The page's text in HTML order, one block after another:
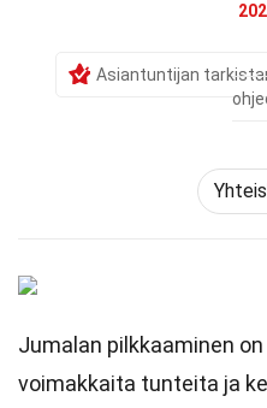
Asiantuntijan
Jumalan pilkkaaminen
voimakkaita tunteita ja